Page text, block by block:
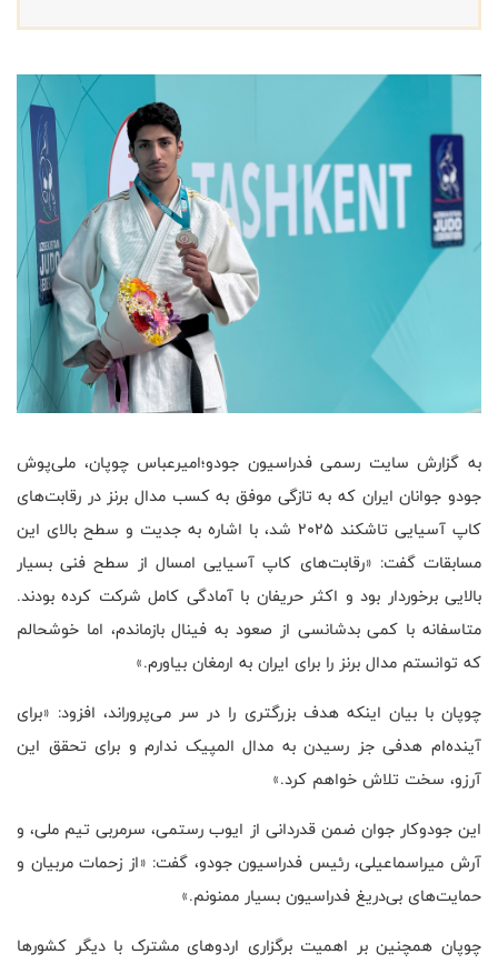
به گزارش سایت رسمی فدراسیون جودو؛امیرعباس چوپان، ملی‌پوش
جودو جوانان ایران که به تازگی موفق به کسب مدال برنز در رقابت‌های
کاپ آسیایی تاشکند ۲۰۲۵ شد، با اشاره به جدیت و سطح بالای این
مسابقات گفت: «رقابت‌های کاپ آسیایی امسال از سطح فنی بسیار
بالایی برخوردار بود و اکثر حریفان با آمادگی کامل شرکت کرده بودند.
متاسفانه با کمی بدشانسی از صعود به فینال بازماندم، اما خوشحالم
که توانستم مدال برنز را برای ایران به ارمغان بیاورم.»
چوپان با بیان اینکه هدف بزرگتری را در سر می‌پروراند، افزود: «برای
آینده‌ام هدفی جز رسیدن به مدال المپیک ندارم و برای تحقق این
آرزو، سخت تلاش خواهم کرد.»
این جودوکار جوان ضمن قدردانی از ایوب رستمی، سرمربی تیم ملی، و
آرش میراسماعیلی، رئیس فدراسیون جودو، گفت: «از زحمات مربیان و
حمایت‌های بی‌دریغ فدراسیون بسیار ممنونم.»
چوپان همچنین بر اهمیت برگزاری اردوهای مشترک با دیگر کشورها